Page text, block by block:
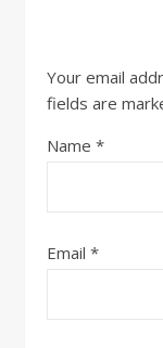
Your email
fields are
Name *
Email *